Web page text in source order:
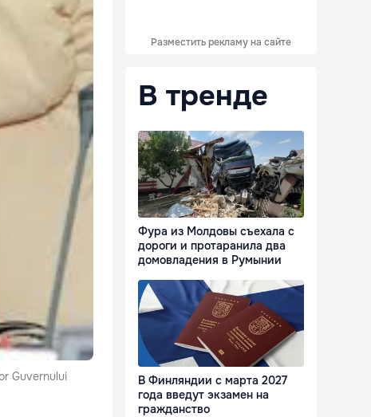
Guvernului
Разместить рекламу на сайте
В тренде
Фура из Молдовы съехала с
дороги и протаранила два
домовладения в Румынии
В Финляндии с марта 2027
года введут экзамен на
гражданство